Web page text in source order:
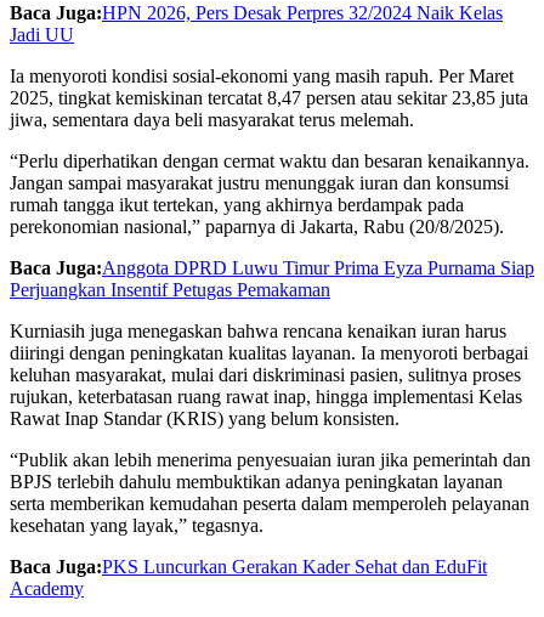
Baca Juga:HPN 2026, Pers Desak Perpres 32/2024 Naik Kelas
Jadi UU
Ia menyoroti kondisi sosial-ekonomi yang masih rapuh. Per Maret
2025, tingkat kemiskinan tercatat 8,47 persen atau sekitar 23,85 juta
jiwa, sementara daya beli masyarakat terus melemah.
“Perlu diperhatikan dengan cermat waktu dan besaran kenaikannya.
Jangan sampai masyarakat justru menunggak iuran dan konsumsi
rumah tangga ikut tertekan, yang akhirnya berdampak pada
perekonomian nasional,” paparnya di Jakarta, Rabu (20/8/2025).
Baca Juga:Anggota DPRD Luwu Timur Prima Eyza Purnama Siap
Perjuangkan Insentif Petugas Pemakaman
Kurniasih juga menegaskan bahwa rencana kenaikan iuran harus
diiringi dengan peningkatan kualitas layanan. Ia menyoroti berbagai
keluhan masyarakat, mulai dari diskriminasi pasien, sulitnya proses
rujukan, keterbatasan ruang rawat inap, hingga implementasi Kelas
Rawat Inap Standar (KRIS) yang belum konsisten.
“Publik akan lebih menerima penyesuaian iuran jika pemerintah dan
BPJS terlebih dahulu membuktikan adanya peningkatan layanan
serta memberikan kemudahan peserta dalam memperoleh pelayanan
kesehatan yang layak,” tegasnya.
Baca Juga:PKS Luncurkan Gerakan Kader Sehat dan EduFit
Academy